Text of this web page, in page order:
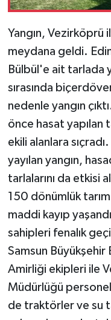
Yangın, Vezirköprü
meydana geldi.
Bülbül'e ait tarlada
sırasında
nedenle yangın
önce hasat yapılan
ekili alanlara
yayılan yangın,
tarlalarını da etkisi
150 dönümlük
maddi kayıp
sahipleri fenalık
Samsun
Amirliği ekipleri ile
Müdürlüğü
de traktörler ve su
İş Dünyası
Jandarma
Kadın
KÜLTÜR SANAT
MAGAZİN
Otomobil
POLİTİKA
Sağlık
SİYASET
SPOR